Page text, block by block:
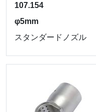
107.154
φ5mm
スタンダードノズル